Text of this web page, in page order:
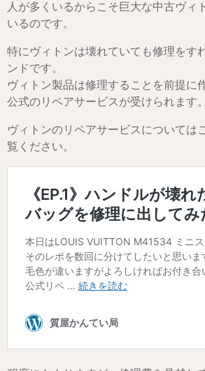
人が多くいるからこそ巨大な中古ヴィ
いるのです。
特にヴィトンは壊れていても修理をす
ンドです。
ヴィトン製品は修理することを前提に
公式のリペアサービスが受けられます。
ヴィトンのリペアサービスについては
覧ください。